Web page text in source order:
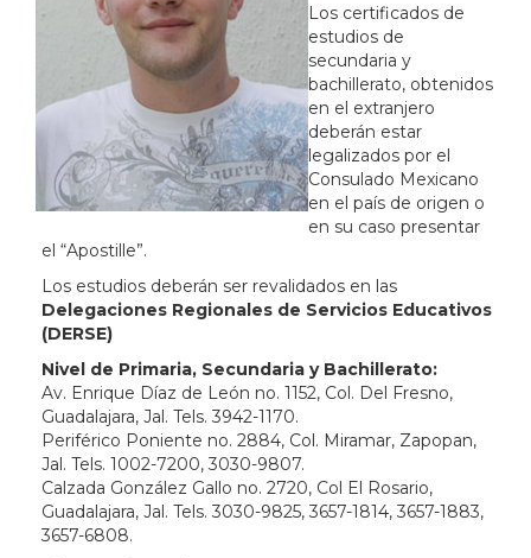
Los certificados de
estudios de
secundaria y
bachillerato, obtenidos
en el extranjero
deberán estar
legalizados por el
Consulado Mexicano
en el país de origen o
en su caso presentar
el “Apostille”.
Los estudios deberán ser revalidados en las
Delegaciones Regionales de Servicios Educativos
(DERSE)
Nivel de Primaria, Secundaria y Bachillerato:
Av. Enrique Díaz de León no. 1152, Col. Del Fresno,
Guadalajara, Jal. Tels. 3942-1170.
Periférico Poniente no. 2884, Col. Miramar, Zapopan,
Jal. Tels. 1002-7200, 3030-9807.
Calzada González Gallo no. 2720, Col El Rosario,
Guadalajara, Jal. Tels. 3030-9825, 3657-1814, 3657-1883,
3657-6808.